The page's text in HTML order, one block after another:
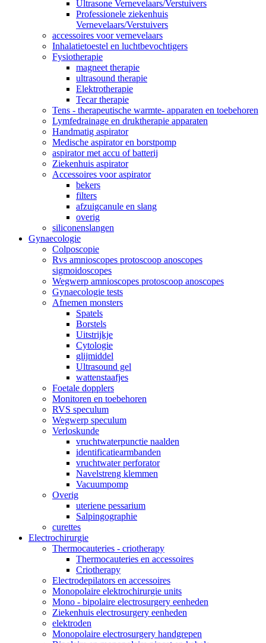
Ultrasone Vernevelaars/Verstuivers
Professionele ziekenhuis
Vernevelaars/Verstuivers
accessoires voor vernevelaars
Inhalatietoestel en luchtbevochtigers
Fysiotherapie
magneet therapie
ultrasound therapie
Elektrotherapie
Tecar therapie
Tens - therapeutische warmte- apparaten en toebehoren
Lymfedrainage en druktherapie apparaten
Handmatig aspirator
Medische aspirator en borstpomp
aspirator met accu of batterij
Ziekenhuis aspirator
Accessoires voor aspirator
bekers
filters
afzuigcanule en slang
overig
siliconenslangen
Gynaecologie
Colposcopie
Rvs amnioscopes protoscoop anoscopes
sigmoidoscopes
Wegwerp amnioscopes protoscoop anoscopes
Gynaecologie tests
Afnemen monsters
Spatels
Borstels
Uitstrijkje
Cytologie
glijmiddel
Ultrasound gel
wattenstaafjes
Foetale dopplers
Monitoren en toebehoren
RVS speculum
Wegwerp speculum
Verloskunde
vruchtwaterpunctie naalden
identificatiearmbanden
vruchtwater perforator
Navelstreng klemmen
Vacuumpomp
Overig
uteriene pessarium
Salpingographie
curettes
Electrochirurgie
Thermocauteries - criotherapy
Thermocauteries en accessoires
Criotherapy
Electrodepilators en accessoires
Monopolaire elektrochirurgie units
Mono - bipolaire electrosurgery eenheden
Ziekenhuis electrosurgery eenheden
elektroden
Monopolaire electrosurgery handgrepen